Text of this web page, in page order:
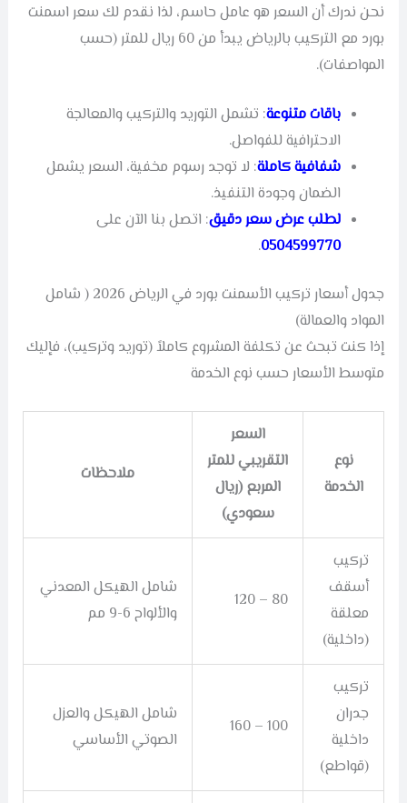
نحن ندرك أن السعر هو عامل حاسم، لذا نقدم لك سعر اسمنت
بورد مع التركيب بالرياض يبدأ من 60 ريال للمتر (حسب
المواصفات).
باقات متنوعة: تشمل التوريد والتركيب والمعالجة
الاحترافية للفواصل.
شفافية كاملة: لا توجد رسوم مخفية، السعر يشمل
الضمان وجودة التنفيذ.
لطلب عرض سعر دقيق: اتصل بنا الآن على
0504599770
.
جدول أسعار تركيب الأسمنت بورد في الرياض 2026 ( شامل
المواد والعمالة)
إذا كنت تبحث عن تكلفة المشروع كاملاً (توريد وتركيب)، فإليك
متوسط الأسعار حسب نوع الخدمة
نوع
الخدمة
السعر
التقريبي للمتر
المربع (ريال
سعودي)
ملاحظات
تركيب
أسقف
معلقة
(داخلية)
80 – 120
شامل الهيكل المعدني
والألواح 6-9 مم
تركيب
جدران
داخلية
(قواطع)
100 – 160
شامل الهيكل والعزل
الصوتي الأساسي